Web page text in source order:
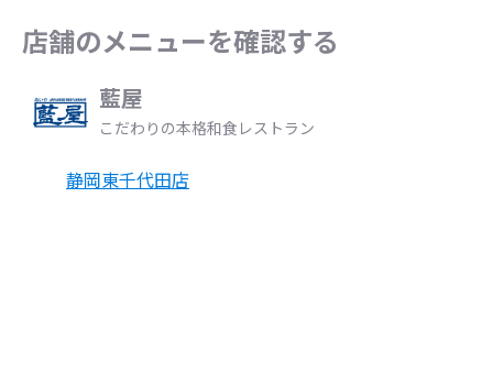
店舗のメニューを確認する
藍屋
こだわりの本格和食レストラン
静岡東千代田店